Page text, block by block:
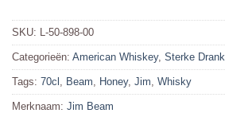
SKU: L-50-898-00
Categorieën: American Whiskey, Sterke Drank
Tags: 70cl Beam Honey, Jim Whisky
Merknaam: Jim Beam